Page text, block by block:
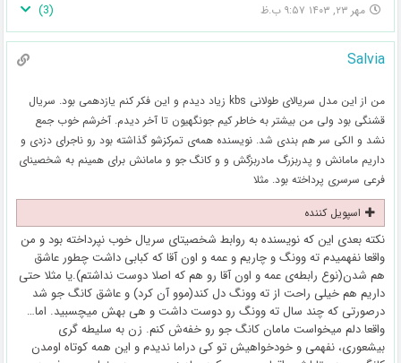
مهر ۲۳, ۱۴۰۳ ۹:۵۷ ب.ظ (
3
)
Salvia
من از این مدل سریالای طولانی kbs زیاد دیدم و این فکر کنم یازدهمی بود. سریال
قشنگی بود ولی من بیشتر به خاطر کیم جونگهیون تا آخر دیدم. آخرشم خوب جمع
نشد و الکی سر هم بندی شد. نویسنده همه‌ی تمرکزشو گذاشته بود رو ناجرای دزدی و
داریم مامانش و پدربزرگ مادربزگش و و کانگ جو و مامانش برای همینم به شخصینای
فرعی سرسری پرداخته بود. مثلا
اسپویل کننده
نکته بعدی این که نویسنده به روابط شخصیتای سریال خوب نپرداخته بود و من
واقعا نفهمیدم ته وونگ و چاریم و عمه و اون آقا که کبابی داشت چطور عاشق
هم شدن(نوع رابطه‌ی عمه و اون آقا رو هم که اصلا دوست نداشتم).یا مثلا حتی
داریم هم خیلی راحت از ته وونگ دل کند(موو آن کرد) و عاشق کانگ جو شد
درصورتی که چند سال ته وونگ رو دوست داشت و هی بهش میچسبید. اما…
واقعا دلم میخواست مامان کانگ جو رو خفه‌ش کنم. زن به سلیطه گری
بیشعوری، نفهمی و خودخواهیش تو کی دراما ندیدم و این همه کوتاه اومدن